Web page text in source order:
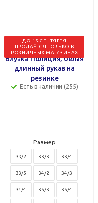
ДО 15 СЕНТЯБРЯ
ПРОДАЁТСЯ ТОЛЬКО В
РОЗНИЧНЫХ МАГАЗИНАХ
Блузка Полиция, белая
длинный рукав на
резинке
Есть в наличии (255)
Размер
33/2 33/3 33/4
33/5 34/2 34/3
34/4 35/3 35/4